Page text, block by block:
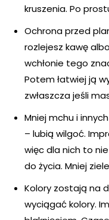
kruszenia. Po
Ochrona przed
rozlejesz kawę
wchłonie tego
Potem łatwiej ją
zwłaszcza jeśli
Mniej mchu i
– lubią wilgoć.
więc dla nich to
do życia. Mniej
Kolory zostają na
wyciągać kolory.